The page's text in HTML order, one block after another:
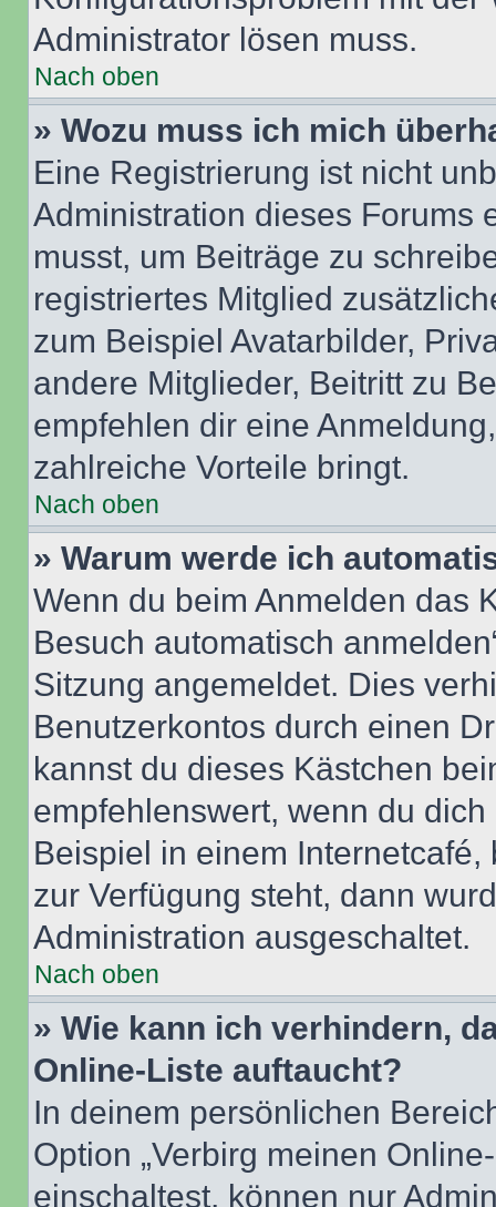
Administrator lösen muss.
Nach oben
» Wozu muss ich mich
Eine Registrierung ist nicht
Administration dieses Forums
musst, um Beiträge zu
registriertes Mitglied
zum Beispiel Avatarbilder,
andere Mitglieder, Beitritt zu
empfehlen dir eine
zahlreiche Vorteile bringt.
Nach oben
» Warum werde ich
Wenn du beim Anmelden das
Besuch automatisch
Sitzung angemeldet. Dies
Benutzerkontos durch einen
kannst du dieses Kästchen
empfehlenswert, wenn du
Beispiel in einem
zur Verfügung steht, dann
Administration ausgeschaltet.
Nach oben
» Wie kann ich verhindern,
Online-Liste auftaucht?
In deinem persönlichen
Option „Verbirg meinen
einschaltest, können nur